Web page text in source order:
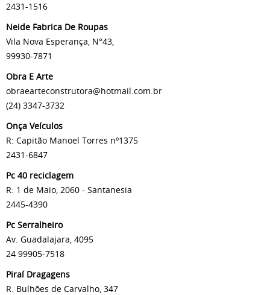
2431-1516
Neide Fabrica De Roupas
Vila Nova Esperança, N°43,
99930-7871
Obra E Arte
obraearteconstrutora@hotmail.com.br
(24) 3347-3732
Onça Veículos
R: Capitão Manoel Torres nº1375
2431-6847
Pc 40 reciclagem
R: 1 de Maio, 2060 - Santanesia
2445-4390
Pc Serralheiro
Av. Guadalajara, 4095
24 99905-7518
Piraí Dragagens
R. Bulhões de Carvalho, 347